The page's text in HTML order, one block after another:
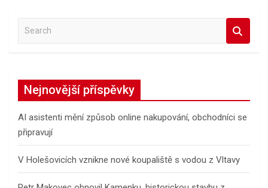
a
h
Nejnovější příspěvky
AI asistenti mění způsob online nakupování, obchodníci se
připravují
V Holešovicích vznikne nové koupaliště s vodou z Vltavy